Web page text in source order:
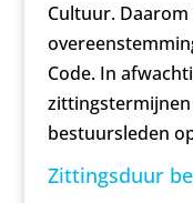
Cultuur.
Code. In
bestuursleden
Zittingsduur